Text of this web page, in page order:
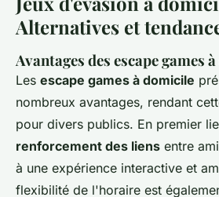
Alternatives et
Avantages des escape games
Les escape games à domicile
nombreux avantages, rendant
pour divers publics. En premier
renforcement des liens entre
à une expérience interactive et
flexibilité de l'horaire est